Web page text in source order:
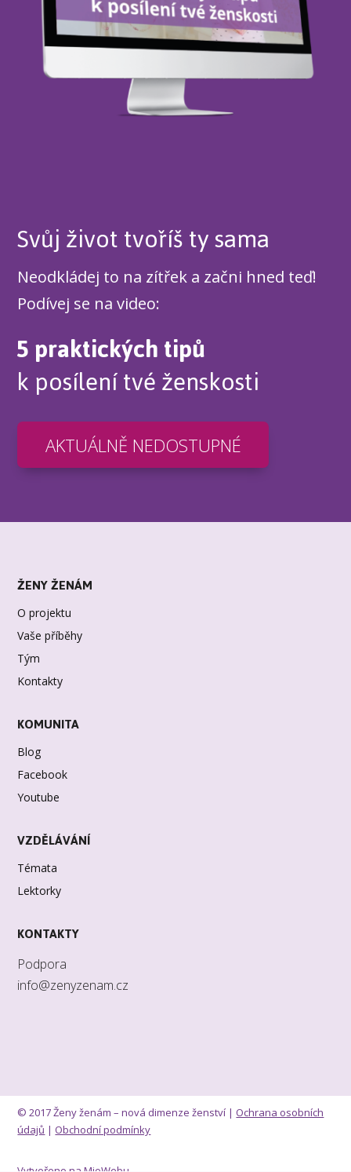
Svůj život tvoříš ty sama
Neodkládej to na zítřek a začni hned teď!
Podívej se na video:
5 praktických tipů
k posílení tvé ženskosti
AKTUÁLNĚ NEDOSTUPNÉ
ŽENY ŽENÁM
O projektu
Vaše příběhy
Tým
Kontakty
KOMUNITA
Blog
Facebook
Youtube
VZDĚLÁVÁNÍ
Témata
Lektorky
KONTAKTY
Podpora
info@zenyzenam.cz
© 2017 Ženy ženám – nová dimenze ženství | Ochrana osobních
údajů | Obchodní podmínky